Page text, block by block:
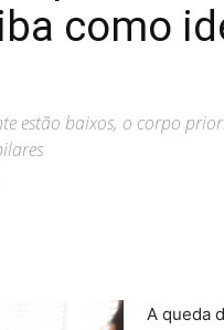
como
estão baixos, o corpo
A queda